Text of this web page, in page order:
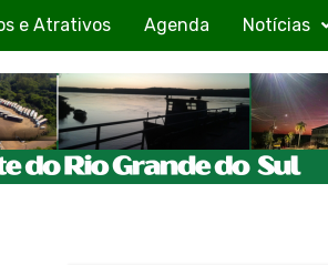
e Atrativos Agenda Notícias